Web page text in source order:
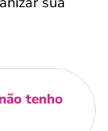
tenho